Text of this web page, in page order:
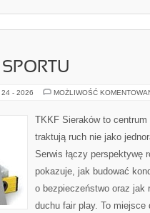
24 - 2026 MOŻLIWOŚĆ
TKKF Sieraków to
traktują ruch nie jako
Serwis łączy perspektywę
pokazuje, jak budować
o bezpieczeństwo oraz jak
duchu fair play. To